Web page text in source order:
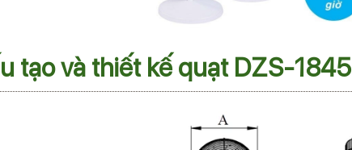
tạo và thiết kế quạt DZS-1845